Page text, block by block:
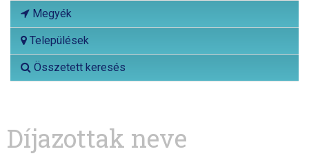
Megyék
Települések
Összetett keresés
Díjazottak neve